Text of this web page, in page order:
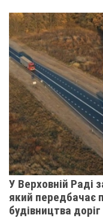
У Верховній Раді
який передбачає
будівництва доріг